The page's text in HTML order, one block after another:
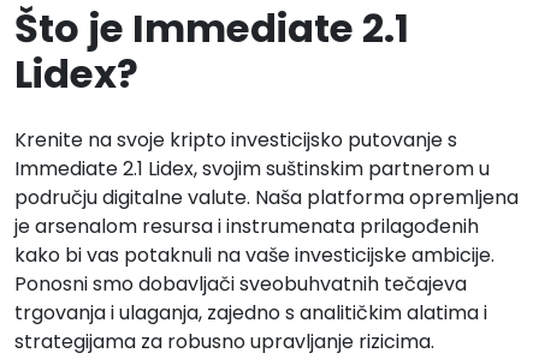
Što je Immediate 2.1
Lidex?
Krenite na svoje kripto investicijsko putovanje s
Immediate 2.1 Lidex, svojim suštinskim partnerom u
području digitalne valute. Naša platforma opremljena
je arsenalom resursa i instrumenata prilagođenih
kako bi vas potaknuli na vaše investicijske ambicije.
Ponosni smo dobavljači sveobuhvatnih tečajeva
trgovanja i ulaganja, zajedno s analitičkim alatima i
strategijama za robusno upravljanje rizicima.